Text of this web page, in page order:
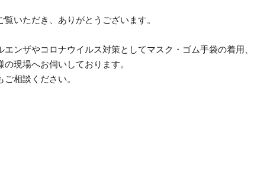
いただき、ありがとうございます。
ンザやコロナウイルス対策としてマスク・ゴム手袋の着用、
現場へお伺いしております。
相談ください。